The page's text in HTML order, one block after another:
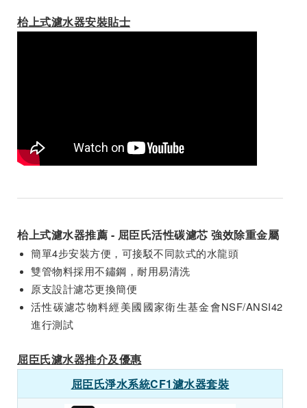
枱上式濾水器安裝貼士
枱上式濾水器推薦 - 屈臣氏活性碳濾芯 強效除重金屬
簡單4步安裝方便，可接駁不同款式的水龍頭
雙管物料採用不鏽鋼，耐用易清洗
原支設計濾芯更換簡便
活性碳濾芯物料經美國國家衛生基金會NSF/ANSI42
進行測試
屈臣氏濾水器推介及優惠
屈臣氏淨水系統CF1濾水器套裝